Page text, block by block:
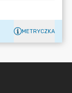
METRYCZKA